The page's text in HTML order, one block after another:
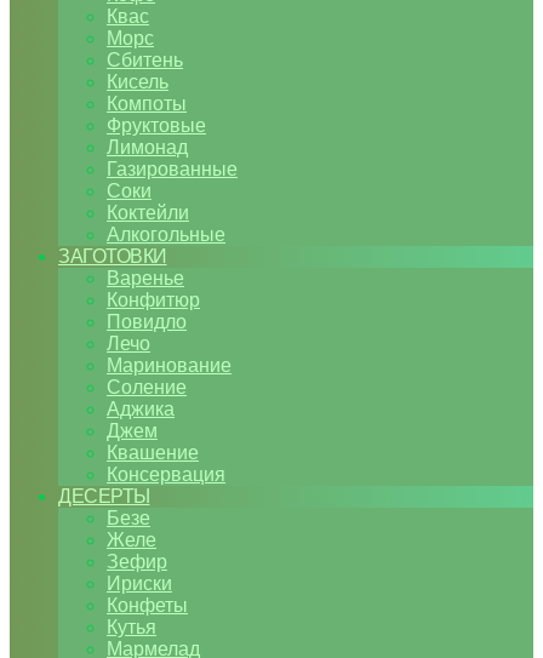
Квас
Морс
Сбитень
Кисель
Компоты
Фруктовые
Лимонад
Газированные
Соки
Коктейли
Алкогольные
ЗАГОТОВКИ
Варенье
Конфитюр
Повидло
Лечо
Маринование
Соление
Аджика
Джем
Квашение
Консервация
ДЕСЕРТЫ
Безе
Желе
Зефир
Ириски
Конфеты
Кутья
Мармелад